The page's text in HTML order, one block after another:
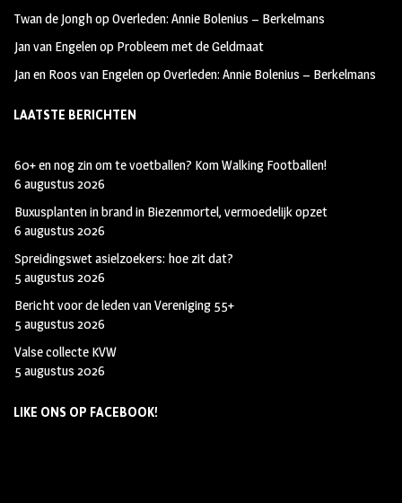
Twan de JonghopOverleden: Annie Bolenius – Berkelmans
Jan van Engelenop Probleem met de Geldmaat
Jan en Roos van EngelenopOverleden: Annie Bolenius – Berkelmans
LAATSTE BERICHTEN
60+ en nog zin om te voetballen? Kom Walking Footballen!
6 augustus 2026
Buxusplanten in brand in Biezenmortel, vermoedelijk opzet
6 augustus 2026
Spreidingswet asielzoekers: hoe zit dat?
5 augustus 2026
Bericht voor de leden van Vereniging 55+
5 augustus 2026
Valse collecte KVW
5 augustus 2026
LIKE ONS OP FACEBOOK!